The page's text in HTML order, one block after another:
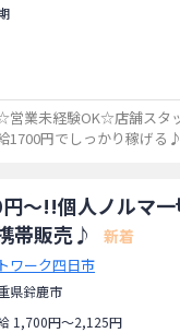
業未経験OK☆店舗スタ
1700円でしっかり稼げ
〜!!個人ノルマ
帯販売♪
新着
ワーク四日市
県鈴鹿市
1,700円〜2,125円